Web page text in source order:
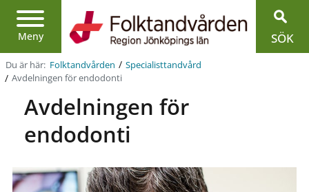
Meny
Region
Jönköpings
län
SÖK
Du är här: Folktandvården / Specialist­tandvård
/ Avdelningen för endodonti
Avdelningen för
endodonti